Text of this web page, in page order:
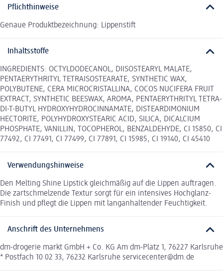
Pflichthinweise
Genaue Produktbezeichnung: Lippenstift
Inhaltsstoffe
INGREDIENTS: OCTYLDODECANOL, DIISOSTEARYL MALATE,
PENTAERYTHRITYL TETRAISOSTEARATE, SYNTHETIC WAX,
POLYBUTENE, CERA MICROCRISTALLINA, COCOS NUCIFERA FRUIT
EXTRACT, SYNTHETIC BEESWAX, AROMA, PENTAERYTHRITYL TETRA-
DI-T-BUTYL HYDROXYHYDROCINNAMATE, DISTEARDIMONIUM
HECTORITE, POLYHYDROXYSTEARIC ACID, SILICA, DICALCIUM
PHOSPHATE, VANILLIN, TOCOPHEROL, BENZALDEHYDE, CI 15850, CI
77492, CI 77491, CI 77499, CI 77891, CI 15985, CI 19140, CI 45410
Verwendungshinweise
Den Melting Shine Lipstick gleichmäßig auf die Lippen auftragen.
Die zartschmelzende Textur sorgt für ein intensives Hochglanz-
Finish und pflegt die Lippen mit langanhaltender Feuchtigkeit.
Anschrift des Unternehmens
dm-drogerie markt GmbH + Co. KG Am dm-Platz 1, 76227 Karlsruhe
* Postfach 10 02 33, 76232 Karlsruhe servicecenter@dm.de